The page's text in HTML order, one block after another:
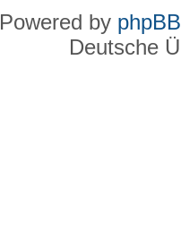
Powered by phpBB
Deutsche